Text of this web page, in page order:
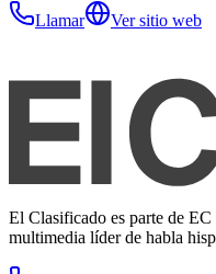
Llamar
Ver sitio web
El Clasificado es parte de
multimedia líder de habla